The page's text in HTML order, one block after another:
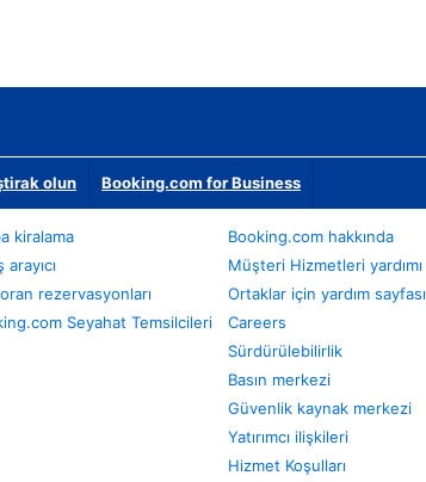
olun Booking.com for Business
kiralama
arayıcı
rezervasyonları
Seyahat Temsilcileri
Booking.com hakkında
Müşteri Hizmetleri yardımı
Ortaklar için yardım sayfası
Careers
Sürdürülebilirlik
Basın merkezi
Güvenlik kaynak merkezi
Yatırımcı ilişkileri
Hizmet Koşulları